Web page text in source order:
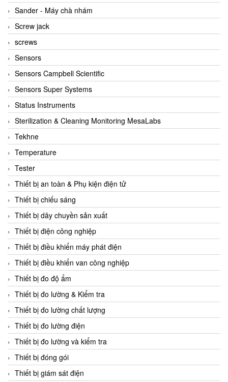
Buhler
BURLING INSTRUMENTS
Burster
BUSCHJOST
Calectro
Campbell Scientific
Canneed Vietnam
Cantoni
CAPS
CAREL Parts
CCS
CD Automation
CEAG Sicherheitst
CEIA Vietnam
Celduc Vietnam
Cemb
Centec GmbH
CEQUBE
CHAUVIN ARNOUX
Checkline
Chino
Chiyoda Seiki
Chiyoda-Tsusho
Chongqing Huaneng
Sander - Máy chà nhám
Screw jack
screws
Sensors
Sensors Campbell Scientific
Sensors Super Systems
Status Instruments
Sterilization & Cleaning Monitoring MesaLabs
Tekhne
Temperature
Tester
Thiết bị an toàn & Phụ kiện điện tử
Thiết bị chiếu sáng
Thiết bị dây chuyền sản xuất
Thiết bị điện công nghiệp
Thiết bị điều khiển máy phát điện
Thiết bị điều khiển van công nghiệp
Thiết bị đo độ ẩm
Thiết bị đo lường & Kiểm tra
Thiết bị đo lường chất lượng
Thiết bị đo lường điện
Thiết bị đo lường và kiểm tra
Thiết bị đóng gói
Thiết bị giám sát điện